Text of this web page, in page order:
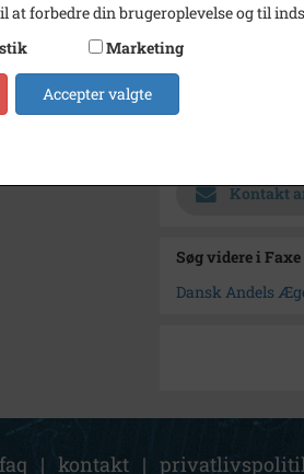
Se på kort
Kontakt
Søg videre i
Dansk Andels
faq | kontakt |
at forbedre din brugeroplevelse og til
Marketing
Accepter valgte